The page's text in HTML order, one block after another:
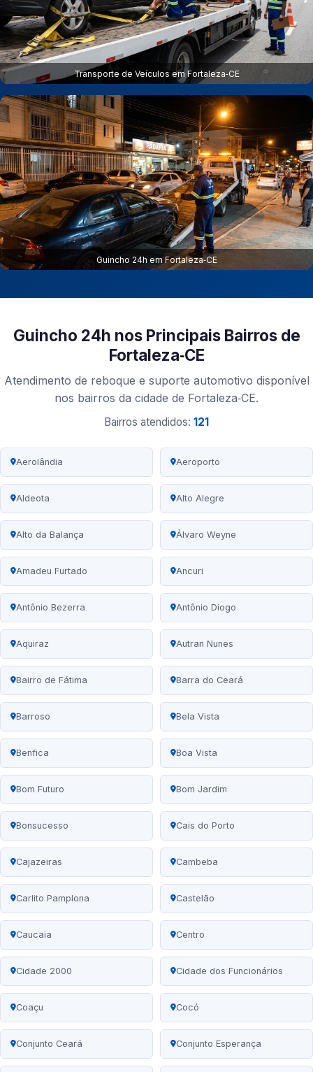
Transporte de Veículos em Fortaleza‑CE
Guincho 24h em Fortaleza‑CE
Guincho 24h nos Principais Bairros de
Fortaleza‑CE
Atendimento de reboque e suporte automotivo disponível
nos bairros da cidade de Fortaleza‑CE.
Bairros atendidos: 121
Aerolândia Aeroporto
Aldeota Alto Alegre
Alto da Balança Álvaro Weyne
Amadeu Furtado Ancuri
Antônio Bezerra Antônio Diogo
Aquiraz Autran Nunes
Bairro de Fátima Barra do Ceará
Barroso Bela Vista
Benfica Boa Vista
Bom Futuro Bom Jardim
Bonsucesso Cais do Porto
Cajazeiras Cambeba
Carlito Pamplona Castelão
Caucaia Centro
Cidade 2000 Cidade dos Funcionários
Coaçu Cocó
Conjunto Ceará Conjunto Esperança